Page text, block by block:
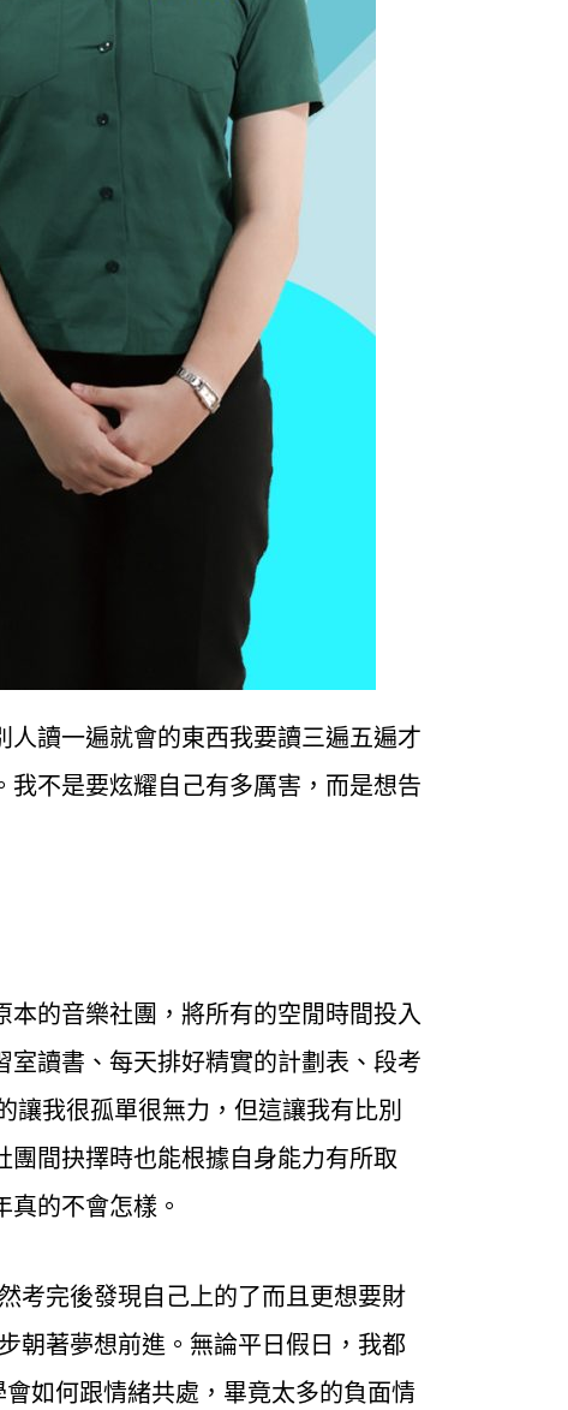
讀一遍就會的東西我要讀三遍五遍才
不是要炫耀自己有多厲害，而是想告
的音樂社團，將所有的空閒時間投入
室讀書、每天排好精實的計劃表、段考
我很孤單很無力，但這讓我有比別
間抉擇時也能根據自身能力有所取
的不會怎樣。
考完後發現自己上的了而且更想要財
朝著夢想前進。無論平日假日，我都
如何跟情緒共處，畢竟太多的負面情